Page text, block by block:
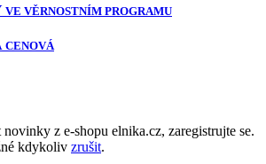
VE VĚRNOSTNÍM PROGRAMU
CENOVÁ
novinky z e-shopu elnika.cz, zaregistrujte se.
kdykoliv zrušit.